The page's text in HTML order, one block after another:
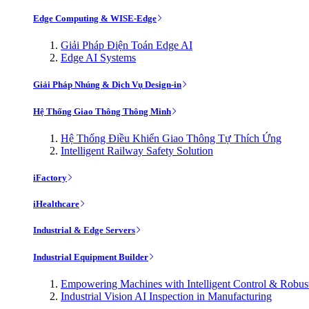
Edge Computing & WISE-Edge
Giải Pháp Điện Toán Edge AI
Edge AI Systems
Giải Pháp Nhúng & Dịch Vụ Design-in
Hệ Thống Giao Thông Thông Minh
Hệ Thống Điều Khiển Giao Thông Tự Thích Ứng
Intelligent Railway Safety Solution
iFactory
iHealthcare
Industrial & Edge Servers
Industrial Equipment Builder
Empowering Machines with Intelligent Control &
Industrial Vision AI Inspection in Manufacturing